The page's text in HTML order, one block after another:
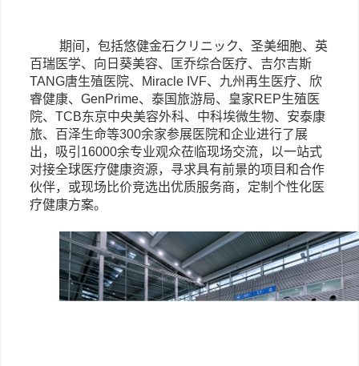
期间，包括悠健金石クリニック、圣美细胞、英
百瑞医学、向日葵美容、匡乔综合医疗、吉尔吉斯
TANG唐生殖医院、Miracle IVF、九州再生医疗、欣
睿健康、GenPrime、泰国旅游局、皇家REP生殖医
院、TCB东京中央美容外科、中科埃微生物、安泰康
旅、百泽生命等300余家参展医院和企业进行了展
出，吸引16000余专业观众莅临现场交流，以一站式
对接全球医疗健康资源，寻求具有前景的项目和合作
伙伴，或现场比价竞选出优质服务商，定制个性化医
疗健康方案。